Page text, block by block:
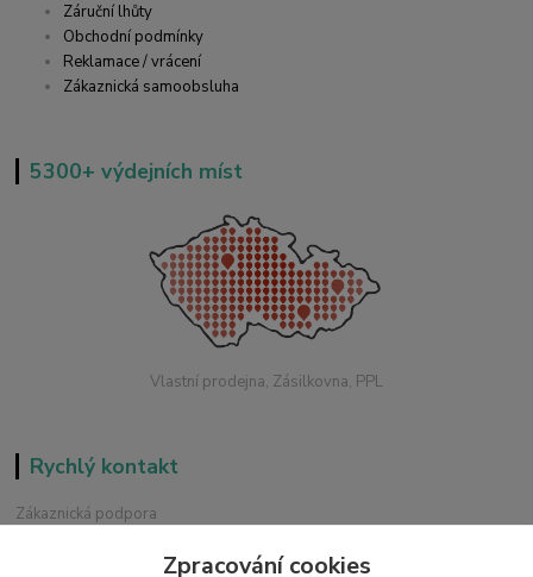
Záruční lhůty
Obchodní podmínky
Reklamace / vrácení
Zákaznická samoobsluha
5300+ výdejních míst
Vlastní prodejna, Zásilkovna, PPL
Rychlý kontakt
Zákaznická podpora
Chat / Online podpora - 24/7Zpracování cookies